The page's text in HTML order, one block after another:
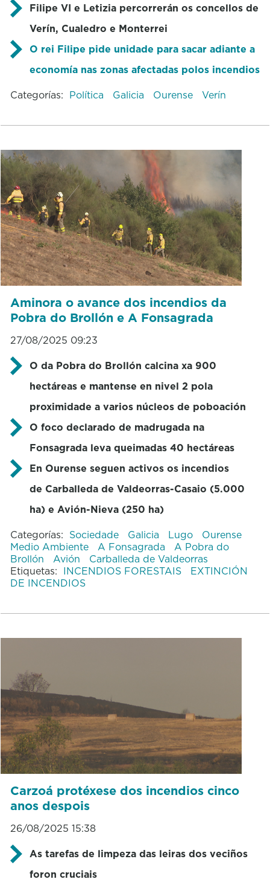
Filipe VI e Letizia percorrerán os concellos de
Verín, Cualedro e Monterrei
O rei Filipe pide unidade para sacar adiante a
economía nas zonas afectadas polos incendios
Categorías: Política Galicia Ourense Verín
Aminora o avance dos incendios da
Pobra do Brollón e A Fonsagrada
27/08/2025 09:23
O da Pobra do Brollón calcina xa 900
hectáreas e mantense en nivel 2 pola
proximidade a varios núcleos de poboación
O foco declarado de madrugada na
Fonsagrada leva queimadas 40 hectáreas
En Ourense seguen activos os incendios
de Carballeda de Valdeorras-Casaio (5.000
ha) e Avión-Nieva (250 ha)
Categorías: Sociedade Galicia Lugo
Ourense
Medio Ambiente
A Fonsagrada
A Pobra do
Brollón
Avión
Carballeda de Valdeorras
Etiquetas: INCENDIOS FORESTAIS
EXTINCIÓN
DE INCENDIOS
Carzoá protéxese dos incendios cinco
anos despois
26/08/2025 15:38
As tarefas de limpeza das leiras dos veciños
foron cruciais